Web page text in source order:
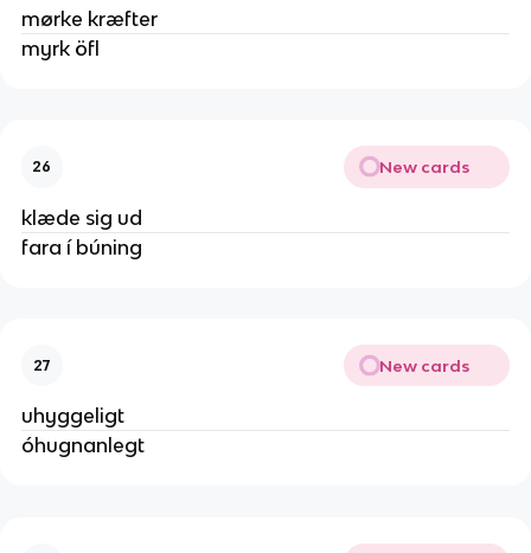
mørke kræfter
myrk öfl
26 New cards
klæde sig ud
fara í búning
27 New cards
uhyggeligt
óhugnanlegt